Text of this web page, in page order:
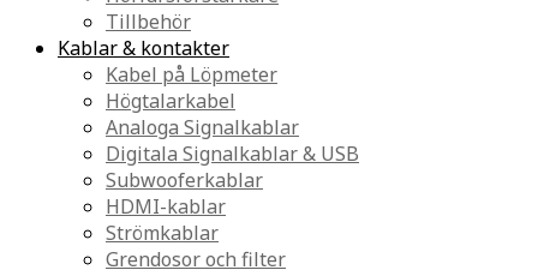
Tillbehör
Kablar & kontakter
Kabel på Löpmeter
Högtalarkabel
Analoga Signalkablar
Digitala Signalkablar & USB
Subwooferkablar
HDMI-kablar
Strömkablar
Grendosor och filter